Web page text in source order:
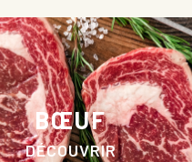
BŒUF
DÉCOUVRIR